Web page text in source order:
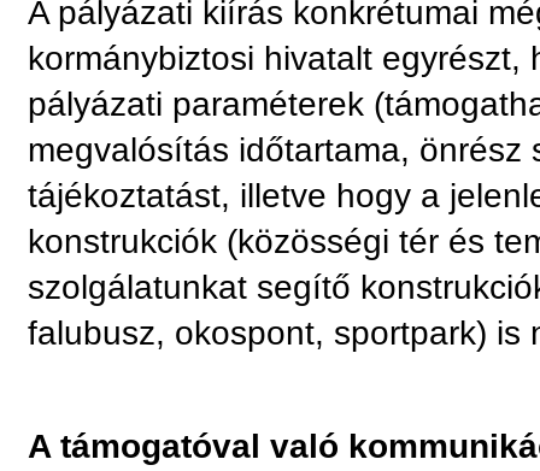
A pályázati kiírás konkrétumai
kormánybiztosi hivatalt
pályázati paraméterek
megvalósítás időtartama,
tájékoztatást, illetve hogy a
konstrukciók (közösségi tér és
szolgálatunkat segítő
falubusz, okospont, sportpark) is
A támogatóval való